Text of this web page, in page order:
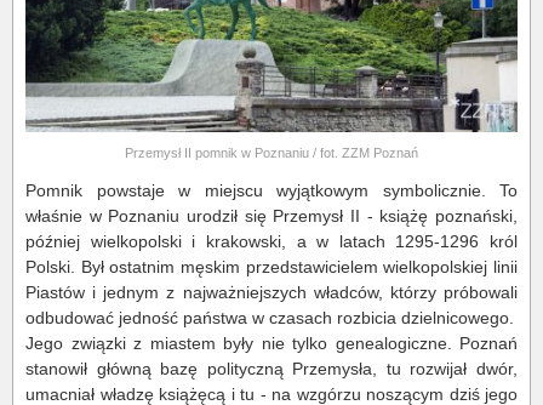
Przemysł II pomnik w Poznaniu / fot. ZZM Poznań
Pomnik powstaje w miejscu wyjątkowym symbolicznie. To
właśnie w Poznaniu urodził się Przemysł II - książę poznański,
później wielkopolski i krakowski, a w latach 1295-1296 król
Polski. Był ostatnim męskim przedstawicielem wielkopolskiej linii
Piastów i jednym z najważniejszych władców, którzy próbowali
odbudować jedność państwa w czasach rozbicia dzielnicowego.
Jego związki z miastem były nie tylko genealogiczne. Poznań
stanowił główną bazę polityczną Przemysła, tu rozwijał dwór,
umacniał władzę książęcą i tu - na wzgórzu noszącym dziś jego